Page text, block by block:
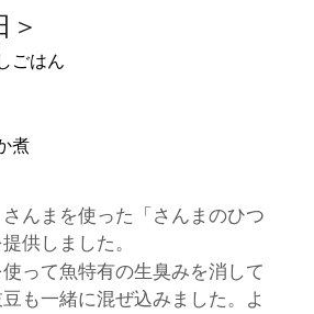
＞
ごはん
煮
んまを使った「さんまのひつ
供しました。
って魚特有の生臭みを消して
も一緒に混ぜ込みました。よ